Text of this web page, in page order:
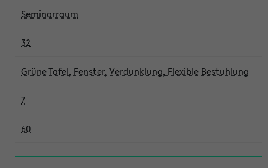
Seminarraum
32
Grüne Tafel, Fenster, Verdunklung, Flexible Bestuhlung
7
60